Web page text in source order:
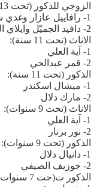
الزوجي للذكور (تحت 13 سنة):
1- رافاييل عازار وغدي شرابييه
2- دافيد الجميّل وايلاي الجميّل
الاناث (تحت 11 سنة):
1- آية العلي
2- قمر عبدالحي
الذكور (تحت 11 سنة)
:
1- ميشال اسكندر
2- مارك دلال
الاناث (تحت 9 سنوات):
1- آية العلي
2- نور برنار
الذكور (تحت 9 سنوات):
1- دانيال دلال
2- جوزيف الصيفي
الذكور ت(حت 7 سنوات)